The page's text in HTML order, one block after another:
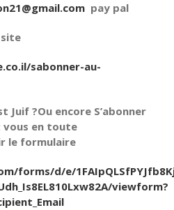
pay pal
sabonner-au-
Juif ?Ou encore S’abonner
vous en toute
le formulaire
forms/d/e/
viewform?